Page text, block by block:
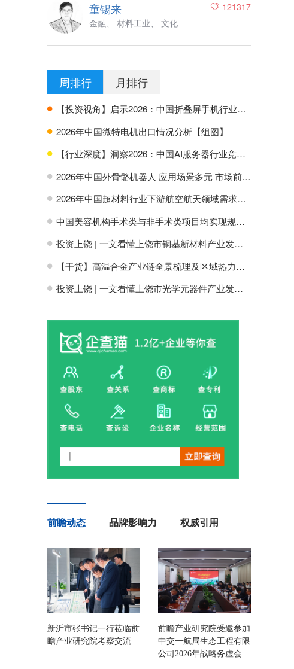
121317
童锡来
金融、 材料工业、 文化
周排行 月排行
H 【投资视角】启示2026：中国折叠屏手机行业投融资及兼并重组分析
H 2026年中国微特电机出口情况分析【组图】
H 【行业深度】洞察2026：中国AI服务器行业竞争格局及市场份额
H 2026年中国外骨骼机器人 应用场景多元 市场前景广阔【组图】
H 2026年中国超材料行业下游航空航天领域需求分析【组图】
H 中国美容机构手术类与非手术类项目均实现规模增长【组图】
H 投资上饶 | 一文看懂上饶市铜基新材料产业发展现状与投资机会前瞻
H 【干货】高温合金产业链全景梳理及区域热力地图
H 投资上饶 | 一文看懂上饶市光学元器件产业发展现状与投资机会前瞻
前瞻动态 品牌影响力 权威引用
新沂市张书记一行莅临前
瞻产业研究院考察交流
前瞻产业研究院受邀参加
中交一航局生态工程有限
公司2026年战略务虚会